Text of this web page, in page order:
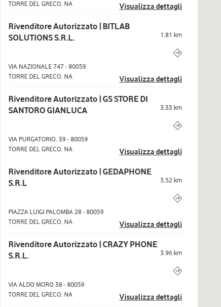
TORRE DEL GRECO NA Visualizza dettagli
Rivenditore Autorizzato | BITLAB
SOLUTIONS S.R.L.
VIA NAZIONALE 747-80059
TORRE DEL GRECO NA Visualizza dettagli
1.81 km
Rivenditore Autorizzato | GS STORE DI
SANTORO GIANLUCA
VIA PURGATORIO, 39-80059
TORRE DEL GRECO NA Visualizza dettagli
3.33 km
Rivenditore Autorizzato | GEDAPHONE
S.R.L
PIAZZA LUIGI PALOMBA 28-80059
TORRE DEL GRECO NA Visualizza dettagli
3.52 km
Rivenditore Autorizzato | CRAZY PHONE
S.R.L.
VIA ALDO MORO 38-80059
TORRE DEL GRECO NA Visualizza dettagli
3.96 km